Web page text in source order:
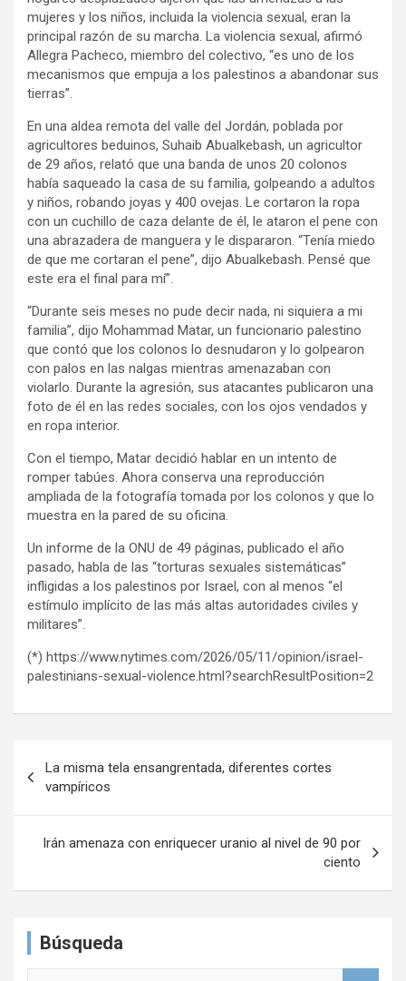
mujeres y los niños, incluida la violencia sexual, eran la
principal razón de su marcha. La violencia sexual, afirmó
Allegra Pacheco, miembro del colectivo, “es uno de los
mecanismos que empuja a los palestinos a abandonar sus
tierras”.
En una aldea remota del valle del Jordán, poblada por
agricultores beduinos, Suhaib Abualkebash, un agricultor
de 29 años, relató que una banda de unos 20 colonos
había saqueado la casa de su familia, golpeando a adultos
y niños, robando joyas y 400 ovejas. Le cortaron la ropa
con un cuchillo de caza delante de él, le ataron el pene con
una abrazadera de manguera y le dispararon. “Tenía miedo
de que me cortaran el pene”, dijo Abualkebash. Pensé que
este era el final para mí”.
“Durante seis meses no pude decir nada, ni siquiera a mi
familia”, dijo Mohammad Matar, un funcionario palestino
que contó que los colonos lo desnudaron y lo golpearon
con palos en las nalgas mientras amenazaban con
violarlo. Durante la agresión, sus atacantes publicaron una
foto de él en las redes sociales, con los ojos vendados y
en ropa interior.
Con el tiempo, Matar decidió hablar en un intento de
romper tabúes. Ahora conserva una reproducción
ampliada de la fotografía tomada por los colonos y que lo
muestra en la pared de su oficina.
Un informe de la ONU de 49 páginas, publicado el año
pasado, habla de las “torturas sexuales sistemáticas”
infligidas a los palestinos por Israel, con al menos “el
estímulo implícito de las más altas autoridades civiles y
militares”.
(*) https://www.nytimes.com/2026/05/11/opinion/israel-
palestinians-sexual-violence.html?searchResultPosition=2
v
a
La misma tela ensangrentada, diferentes cortes
vampíricos
Irán amenaza con enriquecer uranio al nivel de 90 por
ciento
Búsqueda